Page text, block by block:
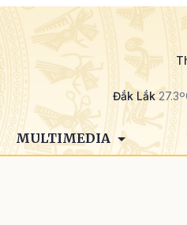
Đắk Lắk
MULTIMEDIA